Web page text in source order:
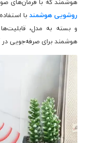
روشویی هوشمندبا
و بسته به مدل،
هوشمند برای صرفه‌جویی